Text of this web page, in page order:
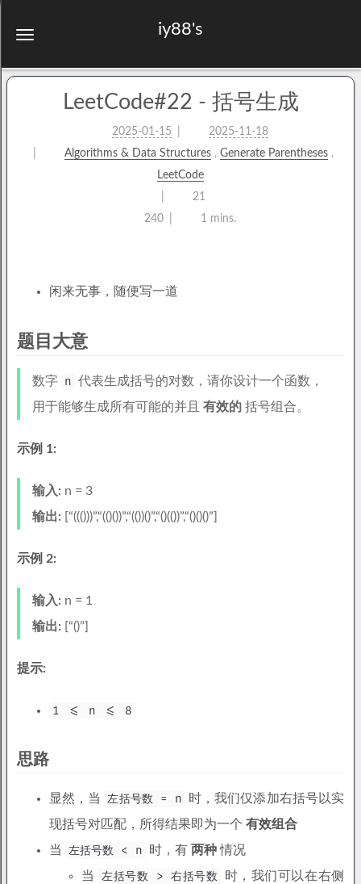
iy88's
LeetCode#22 - 括号生成
2025-01-15
2025-11-18
Algorithms & Data Structures , Generate Parentheses ,
LeetCode
21
240
1 mins.
闲来无事，随便写一道
题目大意
数字 n 代表生成括号的对数，请你设计一个函数，
用于能够生成所有可能的并且 有效的 括号组合。
示例 1:
输入: n = 3
输出: [“((()))”,“(()())”,“(())()”,“()(())”,“()()()”]
示例 2:
输入: n = 1
输出: [“()”]
提示:
1 <= n <= 8
思路
显然，当 左括号数 = n
时，我们仅添加右括号以实
现括号对匹配，所得结果即为一个 有效组合
当
左括号数 < n 时，有 两种情况
当
左括号数 > 右括号数
时，我们可以在右侧